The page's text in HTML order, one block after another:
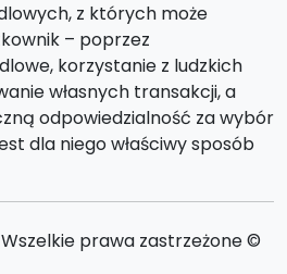
z których może
– poprzez
korzystanie z ludzkich
własnych transakcji, a
odpowiedzialność za wybór
dla niego właściwy sposób
prawa zastrzeżone ©